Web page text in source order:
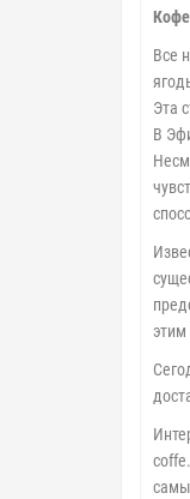
Все
Эта
В
этим